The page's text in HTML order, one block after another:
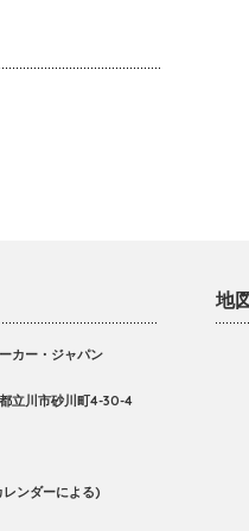
カー・ジャパン
立川市砂川町4-30-4
カレンダーによる)
地